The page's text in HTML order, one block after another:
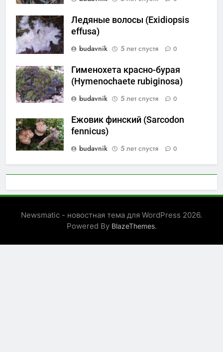
Ледяные волосы (Exidiopsis
effusa)
budavnik
5 лет спустя 0
Гименохета красно-бурая
(Hymenochaete rubiginosa)
budavnik
5 лет спустя 0
Ежовик финский (Sarcodon
fennicus)
budavnik
5 лет спустя 0
Newsmatic - новостная тема для WordPress 2026.
Powered By BlazeThemes.